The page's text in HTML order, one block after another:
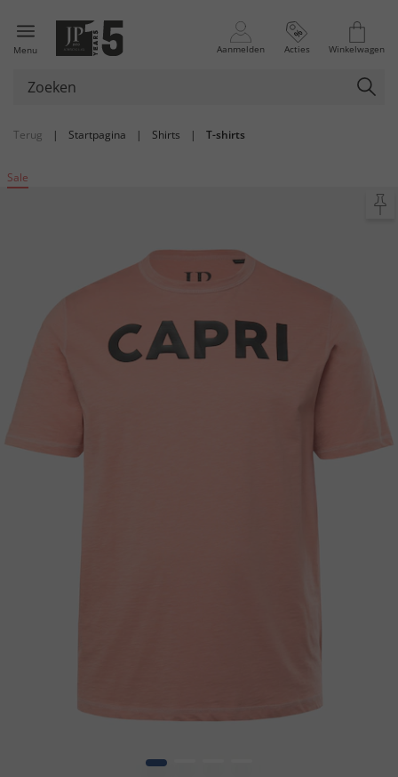
Menu Aanmelden Acties Winkelwagen
Terug | Startpagina | Shirts | T-shirts
Sale
1